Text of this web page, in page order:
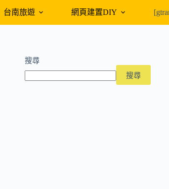
台南旅遊 網頁建置DIY 外
搜尋
搜尋